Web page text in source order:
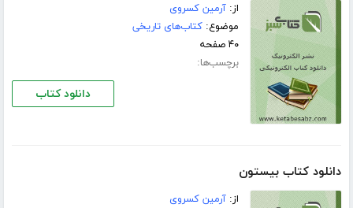
از:آرمین کسروی
موضوع:کتاب‌های تاریخی
۴۰ صفحه
برچسب‌ها:
دانلود کتاب
دانلود کتاب بیستون
از:آرمین کسروی